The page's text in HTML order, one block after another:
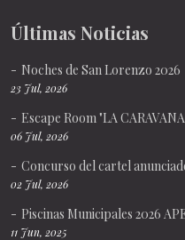
Últimas Noticias
Noches de San Lorenzo 2026
23 Jul, 2026
Escape Room "LA
06 Jul, 2026
Concurso del cartel
02 Jul, 2026
Piscinas Municipales 2026
11 Jun, 2025